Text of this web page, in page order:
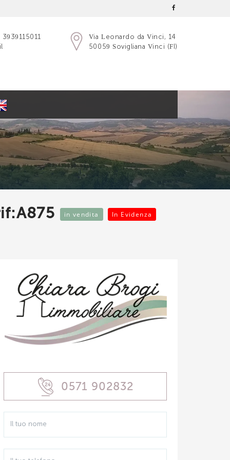
3939115011
Via Leonardo da Vinci, 14
50059 Sovigliana Vinci (FI)
in vendita In Evidenza
0571 902832